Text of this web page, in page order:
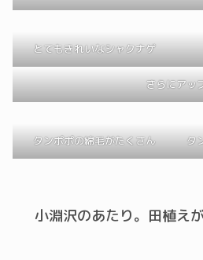
とてもきれいなシャクナゲ
さらにアッ
タンポポの綿毛がたくさん タ
小淵沢のあたり。田植え